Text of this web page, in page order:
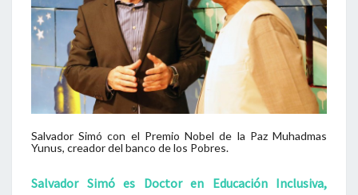
Salvador Simó con el Premio Nobel de la Paz Muhadmas
Yunus, creador del banco de los Pobres.
Salvador Simó es Doctor en Educación Inclusiva,